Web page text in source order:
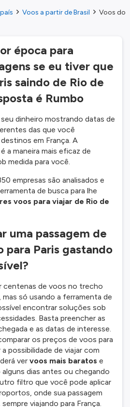
Voos a partir de Brasil Voos do
época para
se eu tiver que
saindo de Rio de
é Rumbo
dinheiro mostrando datas de
das que você
em França. A
a maneira mais eficaz de
medida para você.
empresas são analisados e
de busca para lhe
voos para viajar de Rio de
uma passagem de
para Paris gastando
centenas de voos no trecho
só usando a ferramenta de
encontrar soluções sob
Basta preencher as
e as datas de interesse.
os preços de voos para
possibilidade de viajar com
ver voos mais baratos e
dias antes ou chegando
filtro que você pode aplicar
onde sua passagem
viajando para França.